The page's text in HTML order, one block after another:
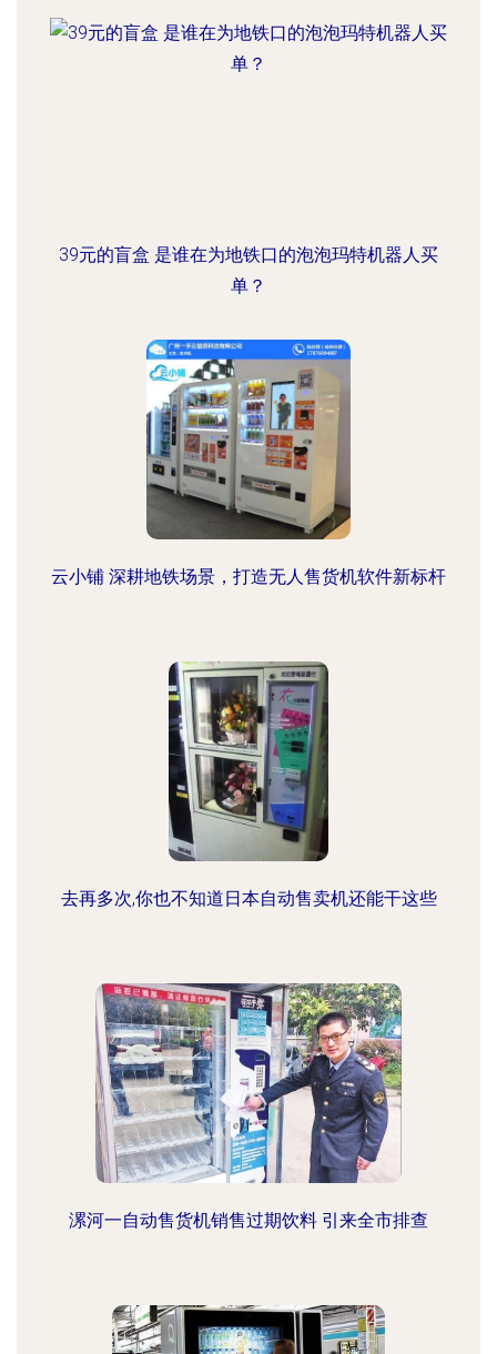
39元的盲盒 是谁在为地铁口的泡泡玛特机器人买
单？
云小铺 深耕地铁场景，打造无人售货机软件新标杆
去再多次,你也不知道日本自动售卖机还能干这些
漯河一自动售货机销售过期饮料 引来全市排查